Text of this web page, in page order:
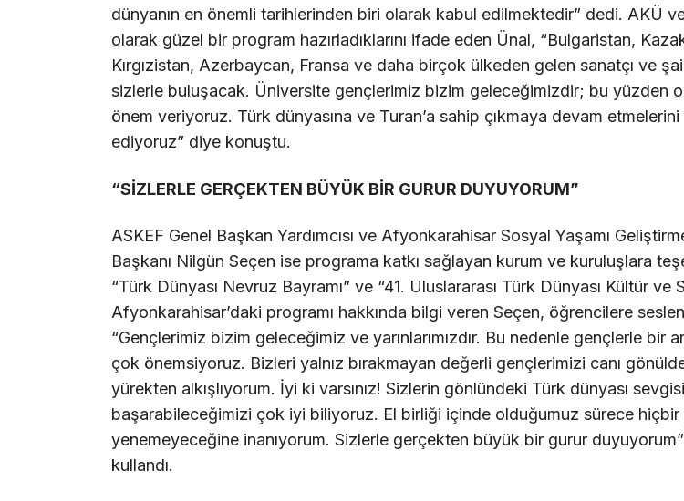
dünyanın en önemli tarihlerinden biri olarak kabul edilmektedir” dedi. AKÜ
olarak güzel bir program hazırladıklarını ifade eden Ünal, “Bulgaristan,
Kırgızistan, Azerbaycan, Fransa ve daha birçok ülkeden gelen sanatçı ve şair
sizlerle buluşacak. Üniversite gençlerimiz bizim geleceğimizdir; bu yüzden
önem veriyoruz. Türk dünyasına ve Turan’a sahip çıkmaya devam
ediyoruz” diye konuştu.
“SİZLERLE GERÇEKTEN BÜYÜK BİR GURUR DUYUYORUM”
ASKEF Genel Başkan Yardımcısı ve Afyonkarahisar Sosyal Yaşamı
Başkanı Nilgün Seçen ise programa katkı sağlayan kurum ve kuruluşlara
“Türk Dünyası Nevruz Bayramı” ve “41. Uluslararası Türk Dünyası Kültür ve
Afyonkarahisar’daki programı hakkında bilgi veren Seçen, öğrencilere
“Gençlerimiz bizim geleceğimiz ve yarınlarımızdır. Bu nedenle gençlerle bir
çok önemsiyoruz. Bizleri yalnız bırakmayan değerli gençlerimizi canı
yürekten alkışlıyorum. İyi ki varsınız! Sizlerin gönlündeki Türk dünyası
başarabileceğimizi çok iyi biliyoruz. El birliği içinde olduğumuz sürece
yenemeyeceğine inanıyorum. Sizlerle gerçekten büyük bir gurur
kullandı.